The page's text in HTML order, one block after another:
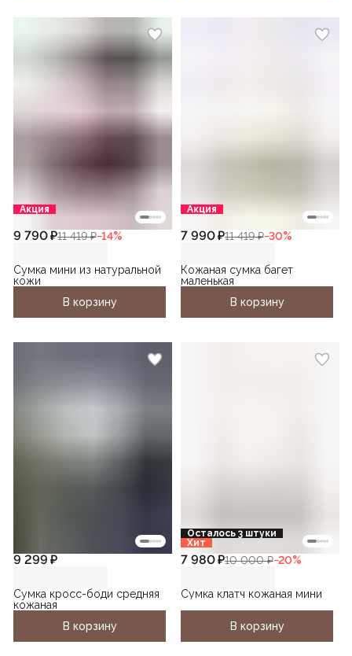
Акция
9 790 ₽11 419 ₽−14%
Сумка мини из натуральной
кожи
В корзину
Акция
7 990 ₽11 419 ₽−30%
Кожаная сумка багет
маленькая
В корзину
9 299 ₽
Сумка кросс-боди средняя
кожаная
В корзину
Осталось 3 штуки
Хит
7 980 ₽10 000 ₽−20%
Сумка клатч кожаная мини
В корзину